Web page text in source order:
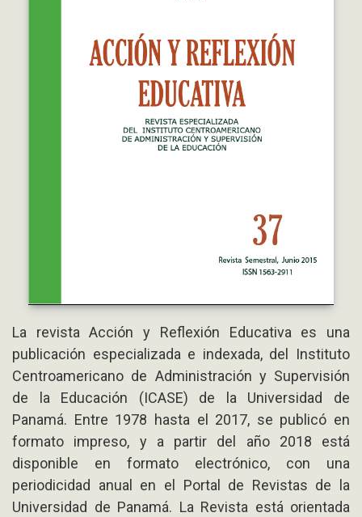
La revista Acción y Reflexión Educativa es una
publicación especializada e indexada, del Instituto
Centroamericano de Administración y Supervisión
de la Educación (ICASE) de la Universidad de
Panamá. Entre 1978 hasta el 2017, se publicó en
formato impreso, y a partir del año 2018 está
disponible en formato electrónico, con una
periodicidad anual en el Portal de Revistas de la
Universidad de Panamá. La Revista está orientada